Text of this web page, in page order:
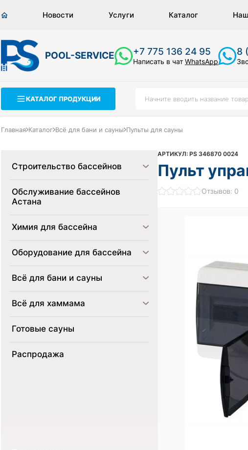
Новости Услуги Каталог
POOL-SERVICE +7 775 136 24 95
Написать в чат WhatsApp
8
КАТАЛОГ ПРОДУКЦИИ
Главная Каталог Всё для бани и сауны Пульты для сауны
Строительство бассейнов
Обслуживание бассейнов
Астана
Химия для бассейна
Оборудование для бассейна
Всё для бани и сауны
Всё для хаммама
Готовые сауны
Распродажа
АРТИКУЛ: PS 346870 0024
Пульт
Отзывов: 0